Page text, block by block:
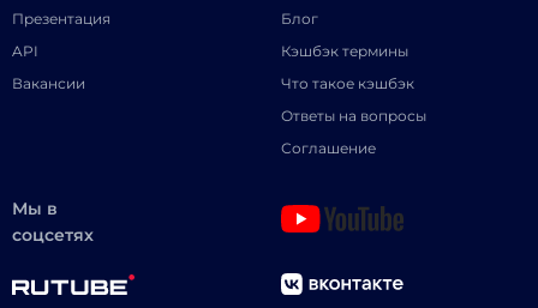
Презентация
API
Вакансии
Блог
Кэшбэк термины
Что такое кэшбэк
Ответы на вопросы
Соглашение
Мы в
соцсетях